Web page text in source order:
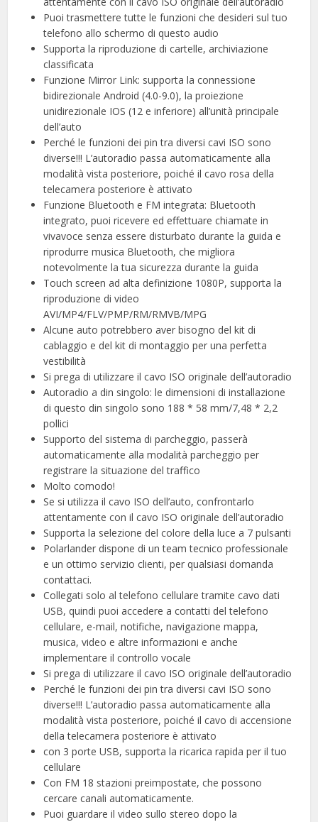
Puoi trasmettere tutte le funzioni che desideri sul tuo
telefono allo schermo di questo audio
Supporta la riproduzione di cartelle, archiviazione
classificata
Funzione Mirror Link: supporta la connessione
bidirezionale Android (4.0-9.0), la proiezione
unidirezionale IOS (12 e inferiore) all’unità principale
dell’auto
Perché le funzioni dei pin tra diversi cavi ISO sono
diverse!!! L’autoradio passa automaticamente alla
modalità vista posteriore, poiché il cavo rosa della
telecamera posteriore è attivato
Funzione Bluetooth e FM integrata: Bluetooth
integrato, puoi ricevere ed effettuare chiamate in
vivavoce senza essere disturbato durante la guida e
riprodurre musica Bluetooth, che migliora
notevolmente la tua sicurezza durante la guida
Touch screen ad alta definizione 1080P, supporta la
riproduzione di video
AVI/MP4/FLV/PMP/RM/RMVB/MPG
Alcune auto potrebbero aver bisogno del kit di
cablaggio e del kit di montaggio per una perfetta
vestibilità
Si prega di utilizzare il cavo ISO originale dell’autoradio
Autoradio a din singolo: le dimensioni di installazione
di questo din singolo sono 188 * 58 mm/7,48 * 2,2
pollici
Supporto del sistema di parcheggio, passerà
automaticamente alla modalità parcheggio per
registrare la situazione del traffico
Molto comodo!
Se si utilizza il cavo ISO dell’auto, confrontarlo
attentamente con il cavo ISO originale dell’autoradio
Supporta la selezione del colore della luce a 7 pulsanti
Polarlander dispone di un team tecnico professionale
e un ottimo servizio clienti, per qualsiasi domanda
contattaci.
Collegati solo al telefono cellulare tramite cavo dati
USB, quindi puoi accedere a contatti del telefono
cellulare, e-mail, notifiche, navigazione mappa,
musica, video e altre informazioni e anche
implementare il controllo vocale
Si prega di utilizzare il cavo ISO originale dell’autoradio
Perché le funzioni dei pin tra diversi cavi ISO sono
diverse!!! L’autoradio passa automaticamente alla
modalità vista posteriore, poiché il cavo di accensione
della telecamera posteriore è attivato
con 3 porte USB, supporta la ricarica rapida per il tuo
cellulare
Con FM 18 stazioni preimpostate, che possono
cercare canali automaticamente.
Puoi guardare il video sullo stereo dopo la